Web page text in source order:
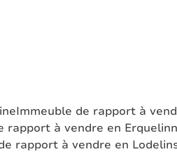
Immeuble de rapport à
rapport à vendre en
rapport à vendre en